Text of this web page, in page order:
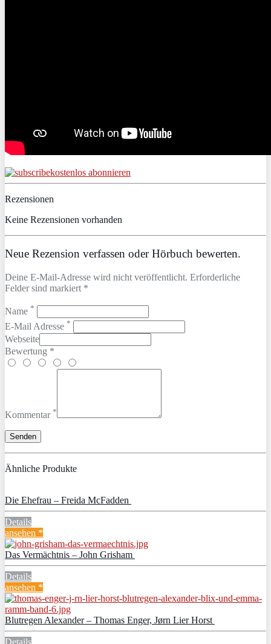
kostenlos abonnieren
Rezensionen
Keine Rezensionen vorhanden
Neue Rezension verfassen oder Hörbuch bewerten.
Deine E-Mail-Adresse wird nicht veröffentlicht. Erforderliche
Felder sind markiert *
Name *
E-Mail Adresse *
Webseite
Bewertung *
Kommentar *
Ähnliche Produkte
Die Ehefrau – Freida McFadden
Details
ansehen *
Das Vermächtnis – John Grisham
Details
ansehen *
Blutregen Alexander – Thomas Enger, Jørn Lier Horst
Details